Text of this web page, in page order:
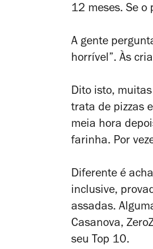
12 meses. Se o
A gente
horrível”. Às
Dito isto,
trata de pizzas
meia hora
farinha. Por
Diferente é
inclusive,
assadas.
Casanova,
seu Top 10.